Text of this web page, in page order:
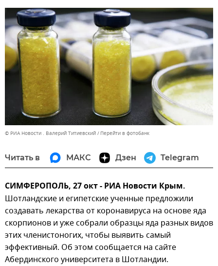
© РИА Новости . Валерий Титиевский Перейти в фотобанк
Читать в МАКС Дзен Telegram
СИМФЕРОПОЛЬ, 27 окт - РИА Новости Крым.
Шотландские и египетские ученные предложили
создавать лекарства от коронавируса на основе яда
скорпионов и уже собрали образцы яда разных видов
этих членистоногих, чтобы выявить самый
эффективный. Об этом сообщаетcя на сайте
Абердинского университета в Шотландии.